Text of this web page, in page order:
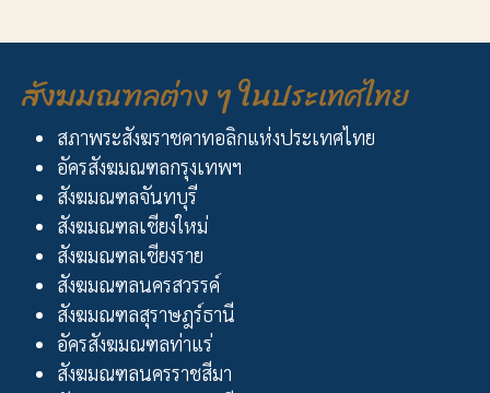
สังฆมณฑลต่าง ๆ ในประเทศไทย
สภาพระสังฆราชคาทอลิกแห่งประเทศไทย
อัครสังฆมณฑลกรุงเทพฯ
สังฆมณฑลจันทบุรี
สังฆมณฑลเชียงใหม่
สังฆมณฑลเชียงราย
สังฆมณฑลนครสวรรค์
สังฆมณฑลสุราษฎร์ธานี
อัครสังฆมณฑลท่าแร่
สังฆมณฑลนครราชสีมา